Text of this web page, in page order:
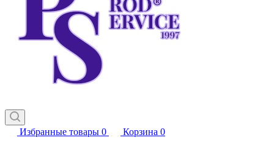
Избранные товары 0 Корзина 0